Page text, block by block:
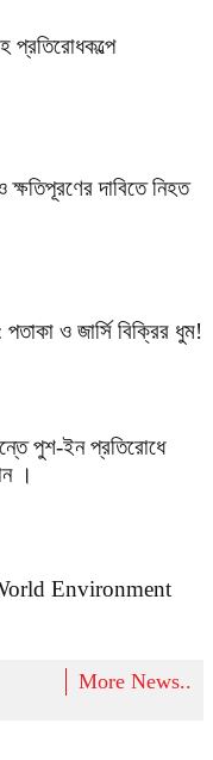
প্রতিরোধকল্পে
দাবিতে নিহত
ও জার্সি বিক্রির ধুম!
পুশ-ইন প্রতিরোধে
।
Environment
More News..